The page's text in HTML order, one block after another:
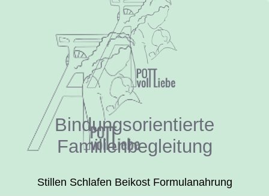
Bindungsorientierte
Familienbegleitung
Stillen Schlafen Beikost Formulanahrung